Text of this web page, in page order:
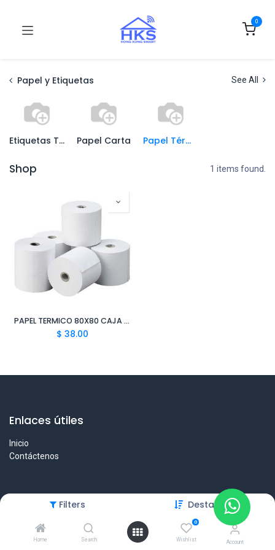
Filters Destacado
Home Search
0
Wishlist Account
0
Papel y Etiquetas See All
Etiquetas Térmicas Papel Carta Papel Térmico
Shop 1 items found.
PAPEL TERMICO 80X80 CAJA 50 UNIDADES DCMSA
$ 38.00
Enlaces útiles
Inicio
Contáctenos
Sobre nosotros
Somos un equipo de personas en Panamá a importar productos
desde China de forma fácil, segura y sin complicaciones.